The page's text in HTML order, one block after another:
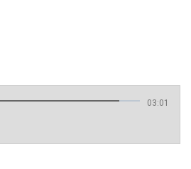
03:01